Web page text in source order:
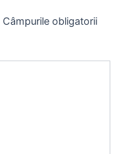
Câmpurile obligatorii